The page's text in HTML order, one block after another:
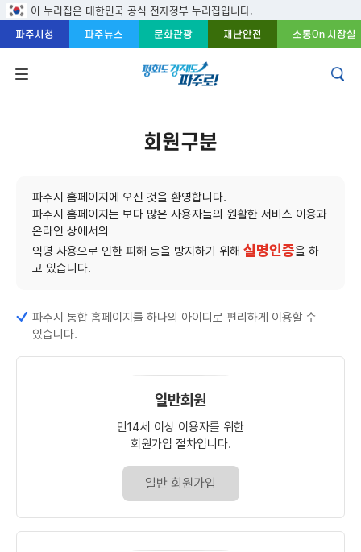
본문 바로가기
주메뉴 바로가기
푸터 바로가기
이 누리집은 대한민국 공식 전자정부 누리집입니다.
파주시청 파주뉴스 문화관광 재난안전 소통On 시장실
회원구분
파주시 홈페이지에 오신 것을 환영합니다.
파주시 홈페이지는 보다 많은 사용자들의 원활한 서비스 이용과
온라인 상에서의
익명 사용으로 인한 피해 등을 방지하기 위해 실명인증을 하
고 있습니다.
파주시 통합 홈페이지를 하나의 아이디로 편리하게 이용할 수
있습니다.
일반회원
만14세 이상 이용자를 위한
회원가입 절차입니다.
일반 회원가입